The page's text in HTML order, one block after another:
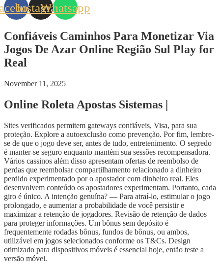
InstagramWhatsapp
Confiáveis Caminhos Para Monetizar Via
Jogos De Azar Online Região Sul Play for
Real
November 11, 2025
Online Roleta Apostas Sistemas |
Sites verificados permitem gateways confiáveis, Visa, para sua
proteção. Explore a autoexclusão como prevenção. Por fim, lembre-
se de que o jogo deve ser, antes de tudo, entretenimento. O segredo
é manter-se seguro enquanto mantém sua sessões recompensadora.
Vários cassinos além disso apresentam ofertas de reembolso de
perdas que reembolsar compartilhamento relacionado a dinheiro
perdido experimentado por o apostador com dinheiro real. Eles
desenvolvem conteúdo os apostadores experimentam. Portanto, cada
giro é único. A intenção genuína? — Para atraí-lo, estimular o jogo
prolongado, e aumentar a probabilidade de você persistir e
maximizar a retenção de jogadores. Revisão de retenção de dados
para proteger informações. Um bônus sem depósito é
frequentemente rodadas bônus, fundos de bônus, ou ambos,
utilizável em jogos selecionados conforme os T&Cs. Design
otimizado para dispositivos móveis é essencial hoje, então teste a
versão móvel.